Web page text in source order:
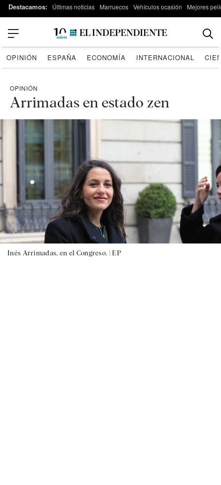
Destacamos: Últimas noticias Marruecos Vehículos ocasión Mejores
OPINIÓN ESPAÑA ECONOMÍA INTERNACIONAL
OPINIÓN
Arrimadas en estado zen
Inés Arrimadas, en el Congreso. |EP